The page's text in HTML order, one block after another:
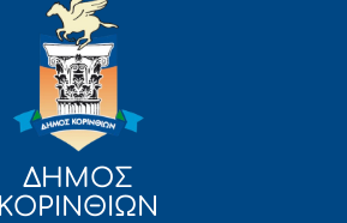
ΔΗΜΟΣ
ΚΟΡΙΝΘΙΩΝ